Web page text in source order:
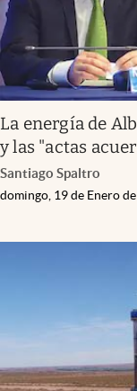
La energía de
y las "actas
Santiago Spaltro
domingo, 19 de Enero